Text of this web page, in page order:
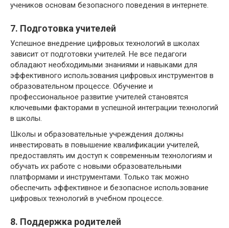
учеников основам безопасного поведения в интернете.
7. Подготовка учителей
Успешное внедрение цифровых технологий в школах
зависит от подготовки учителей. Не все педагоги
обладают необходимыми знаниями и навыками для
эффективного использования цифровых инструментов в
образовательном процессе. Обучение и
профессиональное развитие учителей становятся
ключевыми факторами в успешной интеграции технологий
в школы.
Школы и образовательные учреждения должны
инвестировать в повышение квалификации учителей,
предоставлять им доступ к современным технологиям и
обучать их работе с новыми образовательными
платформами и инструментами. Только так можно
обеспечить эффективное и безопасное использование
цифровых технологий в учебном процессе.
8. Поддержка родителей